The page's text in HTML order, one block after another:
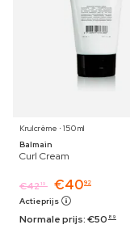
Krulcrème ⋅ 150 ml
Balmain
Curl Cream
€4219 €4092
Actieprijs
Normale prijs:€50 89